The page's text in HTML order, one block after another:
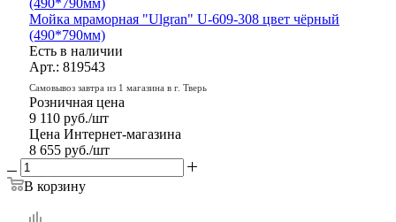
Мойка мраморная "Ulgran" U-609-308 цвет чёрный
(490*790мм)
Есть в наличии
Арт.: 819543
Самовывоз завтра из 1 магазина в г. Тверь
Розничная цена
9 110 руб./шт
Цена Интернет-магазина
8 655 руб./шт
В корзину